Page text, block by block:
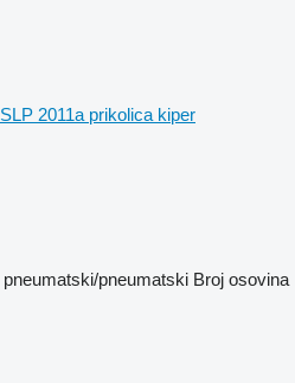
SLP 2011a prikolica kiper
pneumatski/pneumatski Broj osovina